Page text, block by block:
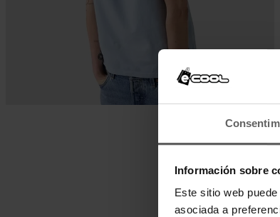
Información sobre
Este sitio web
asociada a